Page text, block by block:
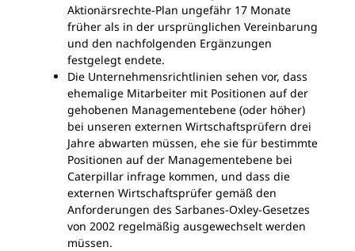
Aktionärsrechte-Plan ungefähr 17 Monate
früher als in der ursprünglichen Vereinbarung
und den nachfolgenden Ergänzungen
festgelegt endete.
Die Unternehmensrichtlinien sehen vor, dass
ehemalige Mitarbeiter mit Positionen auf der
gehobenen Managementebene (oder höher)
bei unseren externen Wirtschaftsprüfern drei
Jahre abwarten müssen, ehe sie für bestimmte
Positionen auf der Managementebene bei
Caterpillar infrage kommen, und dass die
externen Wirtschaftsprüfer gemäß den
Anforderungen des Sarbanes-Oxley-Gesetzes
von 2002 regelmäßig ausgewechselt werden
müssen.